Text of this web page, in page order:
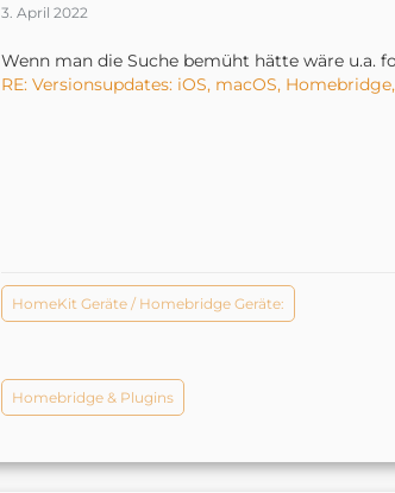
3. April 2022
Wenn man die Suche bemüht hätte wäre u.a.
RE: Versionsupdates: iOS, macOS,
HomeKit Geräte / Homebridge Geräte:
Homebridge & Plugins